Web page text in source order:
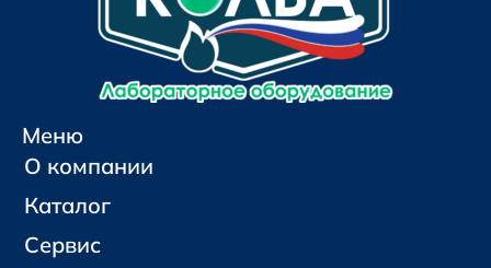
Меню
О компании
Каталог
Сервис